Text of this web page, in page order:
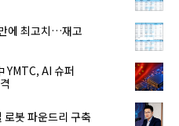
에 최고치…재고
YMTC, AI 슈퍼
로봇 파운드리 구축